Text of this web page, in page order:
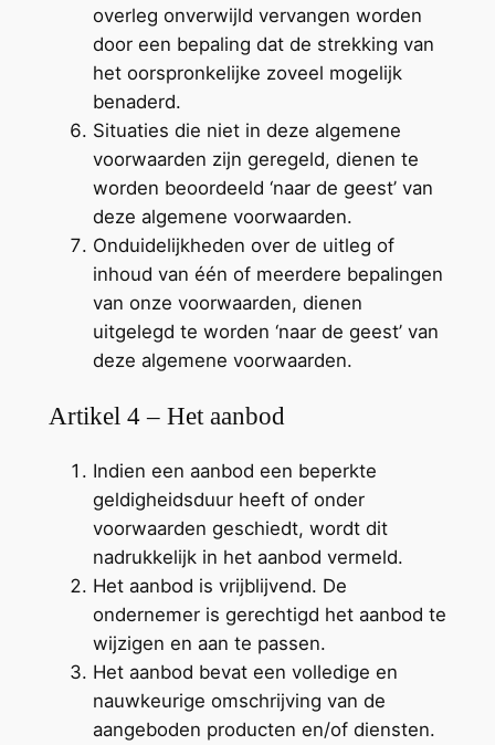
overleg onverwijld vervangen worden
door een bepaling dat de strekking van
het oorspronkelijke zoveel mogelijk
benaderd.
Situaties die niet in deze algemene
voorwaarden zijn geregeld, dienen te
worden beoordeeld ‘naar de geest’ van
deze algemene voorwaarden.
Onduidelijkheden over de uitleg of
inhoud van één of meerdere bepalingen
van onze voorwaarden, dienen
uitgelegd te worden ‘naar de geest’ van
deze algemene voorwaarden.
Artikel 4 – Het aanbod
Indien een aanbod een beperkte
geldigheidsduur heeft of onder
voorwaarden geschiedt, wordt dit
nadrukkelijk in het aanbod vermeld.
Het aanbod is vrijblijvend. De
ondernemer is gerechtigd het aanbod te
wijzigen en aan te passen.
Het aanbod bevat een volledige en
nauwkeurige omschrijving van de
aangeboden producten en/of diensten.